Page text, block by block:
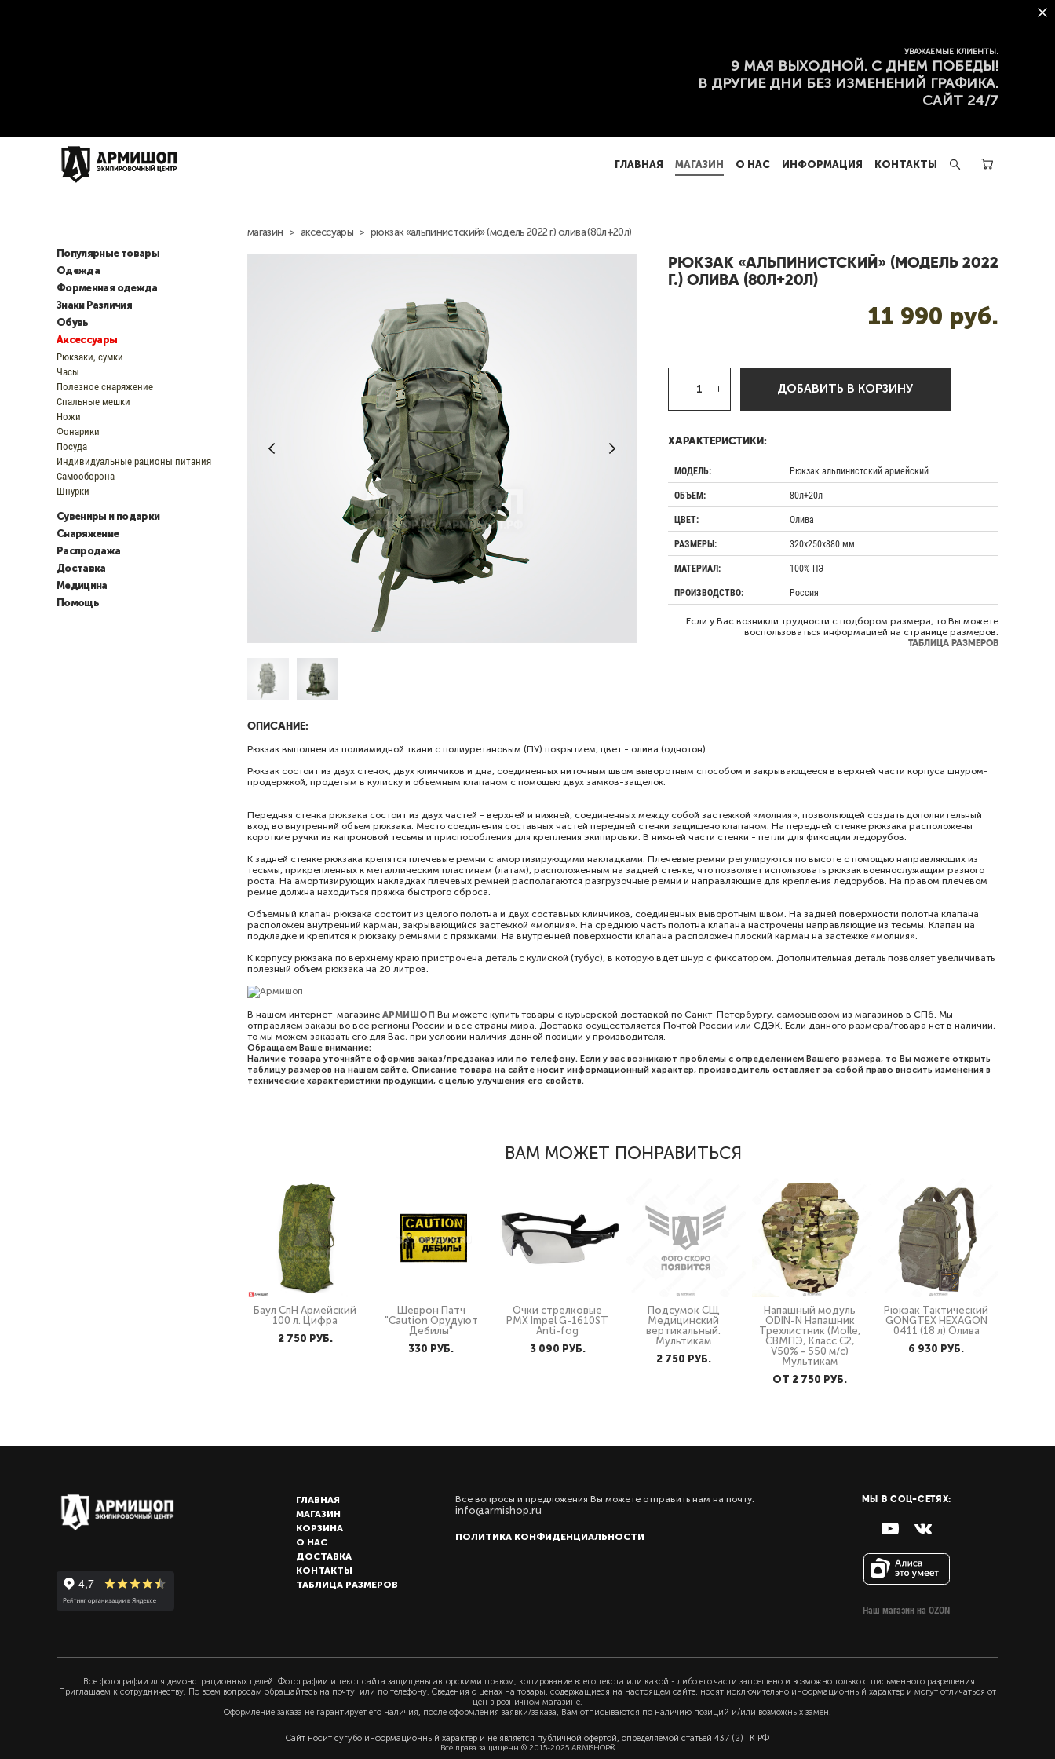
УВАЖАЕМЫЕ КЛИЕНТЫ.
9 МАЯ ВЫХОДНОЙ. С ДНЕМ ПОБЕДЫ!
В ДРУГИЕ ДНИ БЕЗ ИЗМЕНЕНИЙ ГРАФИКА.
САЙТ 24/7
ГЛАВНАЯ МАГАЗИН О НАС ИНФОРМАЦИЯ КОНТАКТЫ
Популярные товары
Одежда
Форменная одежда
Знаки Различия
Обувь
Аксессуары
Рюкзаки, сумки
Часы
Полезное снаряжение
Спальные мешки
Ножи
Фонарики
Посуда
Индивидуальные рационы питания
Самооборона
Шнурки
Сувениры и подарки
Снаряжение
Распродажа
Доставка
Медицина
Помощь
магазин > аксессуары > рюкзак «альпинистский» (модель 2022 г.) олива (80л+20л)
РЮКЗАК «АЛЬПИНИСТСКИЙ» (МОДЕЛЬ 2022
Г.) ОЛИВА (80Л+20Л)
11 990 pуб.
ДОБАВИТЬ В КОРЗИНУ
ХАРАКТЕРИСТИКИ:
МОДЕЛЬ:
Рюкзак альпинистский армейский
ОБЪЕМ:
80л+20л
ЦВЕТ:
Олива
РАЗМЕРЫ:
320х250х880 мм
МАТЕРИАЛ:
100% ПЭ
ПРОИЗВОДСТВО:
Россия
Если у Вас возникли трудности с подбором размера, то Вы можете
воспользоваться информацией на странице размеров:
ТАБЛИЦА РАЗМЕРОВ
ОПИСАНИЕ:
Рюкзак выполнен из полиамидной ткани с полиуретановым (ПУ) покрытием, цвет - олива (однотон).
Рюкзак состоит из двух стенок, двух клинчиков и дна, соединенных ниточным швом выворотным способом и закрывающееся в верхней части корпуса шнуром-
продержкой, продетым в кулиску и объемным клапаном с помощью двух замков-защелок.
Передняя стенка рюкзака состоит из двух частей - верхней и нижней, соединенных между собой застежкой «молния», позволяющей создать дополнительный
вход во внутренний объем рюкзака. Место соединения составных частей передней стенки защищено клапаном. На передней стенке рюкзака расположены
короткие ручки из капроновой тесьмы и приспособления для крепления экипировки. В нижней части стенки - петли для фиксации ледорубов.
К задней стенке рюкзака крепятся плечевые ремни с амортизирующими накладками. Плечевые ремни регулируются по высоте с помощью направляющих из
тесьмы, прикрепленных к металлическим пластинам (латам), расположенным на задней стенке, что позволяет использовать рюкзак военнослужащим разного
роста. На амортизирующих накладках плечевых ремней располагаются разгрузочные ремни и направляющие для крепления ледорубов. На правом плечевом
ремне должна находиться пряжка быстрого сброса.
Объемный клапан рюкзака состоит из целого полотна и двух составных клинчиков, соединенных выворотным швом. На задней поверхности полотна клапана
расположен внутренний карман, закрывающийся застежкой «молния». На среднюю часть полотна клапана настрочены направляющие из тесьмы. Клапан на
подкладке и крепится к рюкзаку ремнями с пряжками. На внутренней поверхности клапана расположен плоский карман на застежке «молния».
К корпусу рюкзака по верхнему краю пристрочена деталь с кулиской (тубус), в которую вдет шнур с фиксатором. Дополнительная деталь позволяет увеличивать
полезный объем рюкзака на 20 литров.
В нашем интернет-магазине АРМИШОП Вы можете купить товары с курьерской доставкой по Санкт-Петербургу, самовывозом из магазинов в СПб. Мы
отправляем заказы во все регионы России и все страны мира. Доставка осуществляется Почтой России или СДЭК. Если данного размера/товара нет в наличии,
то мы можем заказать его для Вас, при условии наличия данной позиции у производителя.
Обращаем Ваше внимание:
Наличие товара уточняйте оформив заказ/предзаказ или по телефону. Если у вас возникают проблемы с определением Вашего размера, то Вы можете открыть
таблицу размеров на нашем сайте. Описание товара на сайте носит информационный характер, производитель оставляет за собой право вносить изменения в
технические характеристики продукции, с целью улучшения его свойств.
ВАМ МОЖЕТ ПОНРАВИТЬСЯ
Баул СпН Армейский
100 л. Цифра
2 750 PУБ.
Шеврон Патч
"Caution Орудуют
Дебилы"
330 PУБ.
Очки стрелковые
PMX Impel G-1610ST
Anti-fog
3 090 PУБ.
Подсумок СЩ
Медицинский
вертикальный.
Мультикам
2 750 PУБ.
Напашный модуль
ODIN-N Напашник
Трехлистник (Molle,
СВМПЭ, Класс С2,
V50% - 550 м/с)
Мультикам
ОТ 2 750 PУБ.
Рюкзак Тактический
GONGTEX HEXAGON
0411 (18 л) Олива
6 930 PУБ.
ГЛАВНАЯ
МАГАЗИН
КОРЗИНА
О НАС
ДОСТАВКА
КОНТАКТЫ
ТАБЛИЦА РАЗМЕРОВ
Все вопросы и предложения Вы можете отправить нам на почту:
info@armishop.ru
ПОЛИТИКА КОНФИДЕНЦИАЛЬНОСТИ
МЫ В СОЦ-СЕТЯХ:
Наш магазин на OZON
Все фотографии для демонстрационных целей. Фотографии и текст сайта защищены авторскими правом, копирование всего текста или какой - либо его части запрещено и возможно только с письменного разрешения.
Приглашаем к сотрудничеству. По всем вопросам обращайтесь на почту или по телефону. Сведения о ценах на товары, содержащиеся на настоящем сайте, носят исключительно информационный характер и могут отличаться от
цен в розничном магазине.
Оформление заказа не гарантирует его наличия, после оформления заявки/заказа, Вам отписываются по наличию позиций и/или возможных замен.
Сайт носит сугубо информационный характер и не является публичной офертой, определяемой статьёй 437 (2) ГК РФ
Все права защищены © 2015-2025 ARMISHOP®